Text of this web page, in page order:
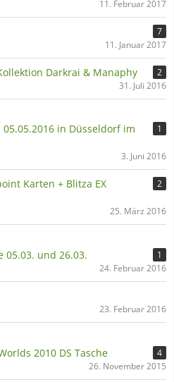
11. Februar 2017
7
11. Januar 2017
Darkrai & Manaphy
2
31. Juli 2016
in Düsseldorf im
1
3. Juni 2016
Karten + Blitza EX
2
25. März 2016
05.03. und 26.03.
1
24. Februar 2016
23. Februar 2016
2010 DS Tasche
4
26. November 2015